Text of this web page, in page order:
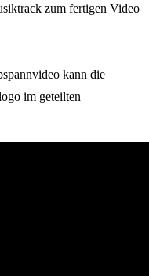
zum fertigen Video
kann die
im geteilten